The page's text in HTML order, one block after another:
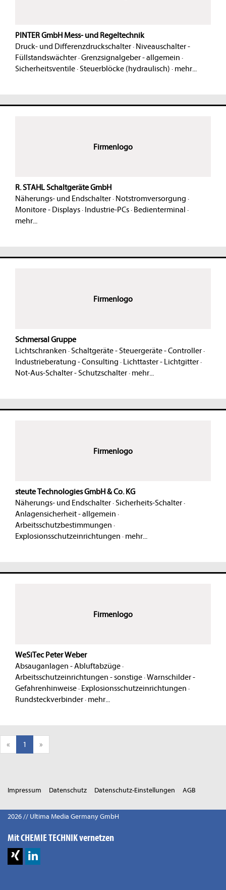
PINTER GmbH Mess- und Regeltechnik
Druck- und Differenzdruckschalter· Niveauschalter -
Füllstandswächter·Grenzsignalgeber - allgemein ·
Sicherheitsventile· Steuerblöcke (hydraulisch) · mehr...
Firmenlogo
R. STAHL Schaltgeräte GmbH
Näherungs- und Endschalter· Notstromversorgung ·
Monitore - Displays· Industrie-PCs· Bedienterminal ·
mehr...
Firmenlogo
Schmersal Gruppe
Lichtschranken · Schaltgeräte - Steuergeräte - Controller·
Industrieberatung - Consulting · Lichttaster - Lichtgitter·
Not-Aus-Schalter - Schutzschalter· mehr...
Firmenlogo
steute Technologies GmbH & Co. KG
Näherungs- und Endschalter· Sicherheits-Schalter·
Anlagensicherheit - allgemein ·
Arbeitsschutzbestimmungen ·
Explosionsschutzeinrichtungen · mehr...
Firmenlogo
WeSiTec Peter Weber
Absauganlagen - Abluftabzüge·
Arbeitsschutzeinrichtungen - sonstige·Warnschilder -
Gefahrenhinweise· Explosionsschutzeinrichtungen ·
Rundsteckverbinder· mehr...
« 1 »
Impressum Datenschutz Datenschutz-Einstellungen AGB
2026 // Ultima Media Germany GmbH
Mit CHEMIE TECHNIK vernetzen